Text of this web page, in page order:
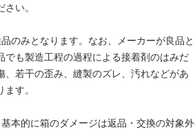
い。
のみとなります。なお、メーカーが良品と
でも製造工程の過程による接着剤のはみだ
、若干の歪み、縫製のズレ、汚れなどがあ
す。
本的に箱のダメージは返品・交換の対象外